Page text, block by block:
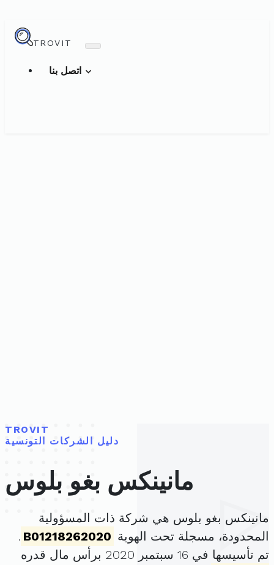
TROVIT
TROVIT
دليل الشركات التونسية
مانينكس بغو بلوس
مانينكس بغو بلوس هي شركة ذات المسؤولية
المحدودة، مسجلة تحت الهوية B01218262020
.
تم تأسيسها في 16 سبتمبر 2020 برأس مال قدره